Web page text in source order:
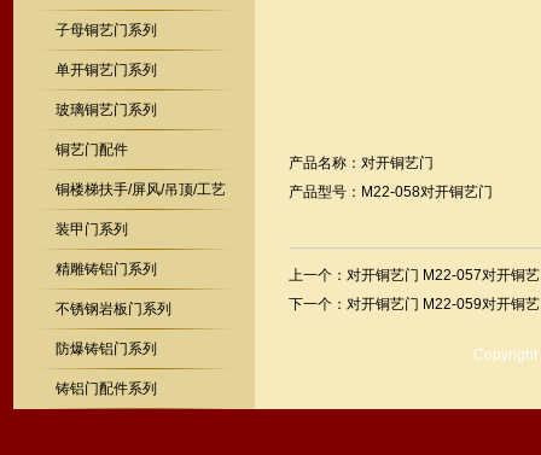
子母铜艺门系列
单开铜艺门系列
玻璃铜艺门系列
铜艺门配件
铜楼梯扶手/屏风/吊顶/工艺
装甲门系列
精雕铸铝门系列
不锈钢岩板门系列
防爆铸铝门系列
铸铝门配件系列
产品名称：对开铜艺门
产品型号：M22-058对开铜艺门
上一个： 对开铜艺门 M22-057对开铜
下一个： 对开铜艺门 M22-059对开铜
Copyright